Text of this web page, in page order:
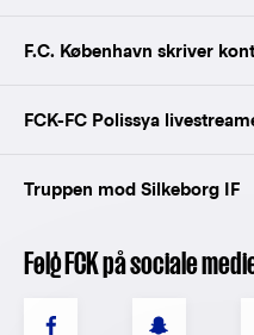
F.C. København skriver
FCK-FC Polissya
Truppen mod Silkeborg IF
Følg FCK på sociale